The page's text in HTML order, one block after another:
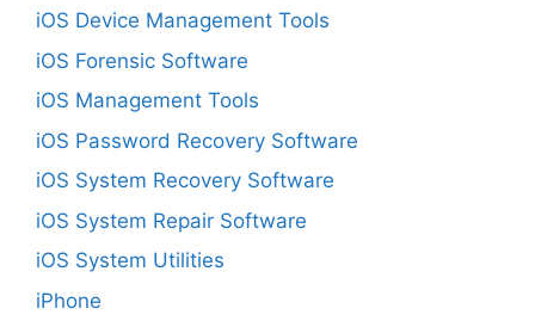
iOS Device Management Tools
iOS Forensic Software
iOS Management Tools
iOS Password Recovery Software
iOS System Recovery Software
iOS System Repair Software
iOS System Utilities
iPhone